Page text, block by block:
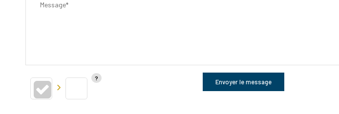
Message*
Envoyer le message